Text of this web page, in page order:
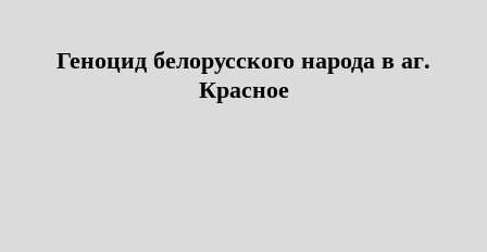
Геноцид белорусского народа в аг.
Красное